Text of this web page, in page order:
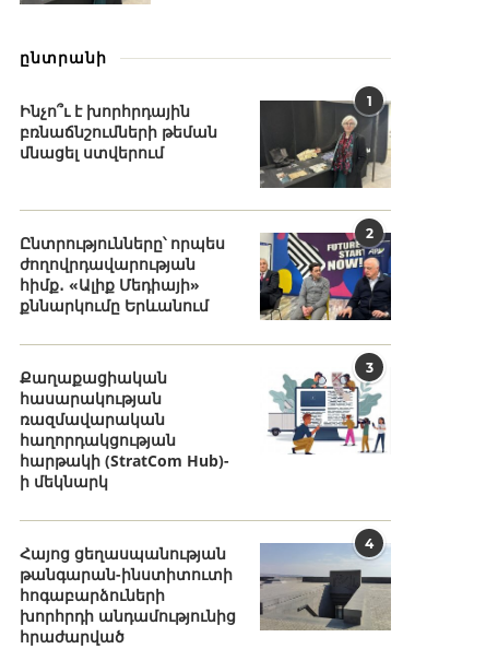
ընտրանի
1
Ինչո՞ւ է խորհրդային
բռնաճնշումների թեման
մնացել ստվերում
2
Ընտրությունները՝ որպես
ժողովրդավարության
հիմք․ «Ալիք Մեդիայի»
քննարկումը Երևանում
3
Քաղաքացիական
հասարակության
ռազմավարական
հաղորդակցության
հարթակի (StratCom Hub)-
ի մեկնարկ
4
Հայոց ցեղասպանության
թանգարան-ինստիտուտի
հոգաբարձուների
խորհրդի անդամությունից
հրաժարված